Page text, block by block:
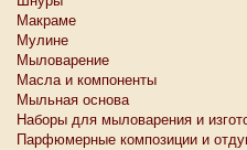
Макраме
Мулине
Мыловарение
Масла и компоненты
Мыльная основа
Наборы для мыловарения и
Парфюмерные композиции и